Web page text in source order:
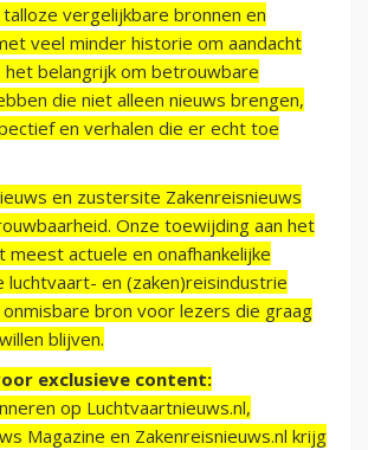
vergelijkbare bronnen en
veel minder historie om aandacht
het belangrijk om betrouwbare
die niet alleen nieuws brengen,
en verhalen die er echt toe
en zustersite Zakenreisnieuws
Onze toewijding aan het
meest actuele en onafhankelijke
luchtvaart- en (zaken)reisindustrie
bron voor lezers die graag
blijven.
exclusieve content:
op Luchtvaartnieuws.nl,
Magazine en Zakenreisnieuws.nl krijg